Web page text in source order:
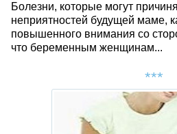
Болезни, которые могут
неприятностей будущей маме,
повышенного внимания со
что беременным женщинам...